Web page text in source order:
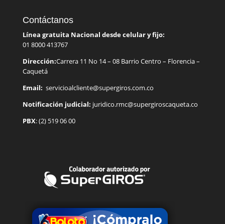
Contáctanos
Línea gratuita Nacional desde celular y fijo:
01 8000 413767
Dirección:Carrera 11 No 14 – 08 Barrio Centro – Florencia –
Caquetá
Email: servicioalcliente@supergiros.com.co
Notificación judicial: juridico.rmc@supergiroscaqueta.co
PBX: (2) 519 06 00